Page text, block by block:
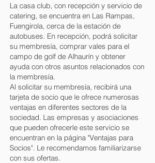
La casa club, con recepción y servicio de
catering, se encuentra en Las Rampas,
Fuengirola, cerca de la estación de
autobuses. En recepción, podrá solicitar
su membresía, comprar vales para el
campo de golf de Alhaurín y obtener
ayuda con otros asuntos relacionados con
la membresía.
Al solicitar su membresía, recibirá una
tarjeta de socio que le ofrece numerosas
ventajas en diferentes sectores de la
sociedad. Las empresas y asociaciones
que pueden ofrecerle este servicio se
encuentran en la página "Ventajas para
Socios". Le recomendamos familiarizarse
con sus ofertas.